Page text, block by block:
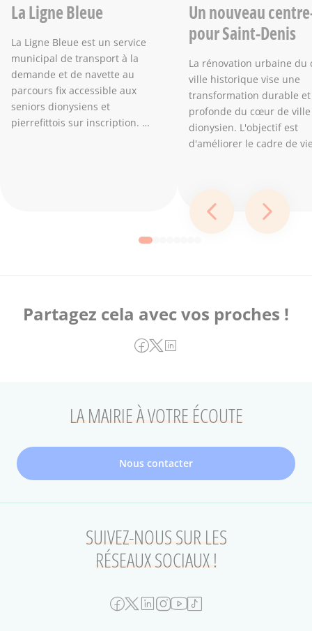
La Ligne Bleue
La Ligne Bleue est un service
municipal de transport à la
demande et de navette au
parcours fix accessible aux
seniors dionysiens et
pierrefittois sur inscription. …
Un nouveau
pour Saint-Denis
La rénovation urbaine du
ville historique vise une
transformation durable et
profonde du cœur de ville
dionysien. L'objectif est
d'améliorer le cadre de
Diapositive
Aller à la slide 1
Partagez cela avec vos proches !
LA MAIRIE À VOTRE ÉCOUTE
Nous contacter
SUIVEZ-NOUS SUR LES
RÉSEAUX SOCIAUX !